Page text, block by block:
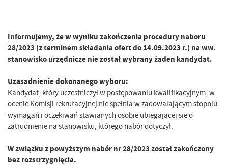
Informujemy, że w wyniku zakończenia procedury naboru
28/2023 (z terminem składania ofert do 14.09.2023 r.) na ww.
stanowisko urzędnicze nie został wybrany żaden kandydat.
Uzasadnienie dokonanego wyboru:
Kandydat, który uczestniczył w postępowaniu kwalifikacyjnym, w
ocenie Komisji rekrutacyjnej nie spełnia w zadowalającym stopniu
wymagań i oczekiwań stawianych osobie ubiegającej się o
zatrudnienie na stanowisku, którego nabór dotyczył.
W związku z powyższym nabór nr 28/2023 został zakończony
bez rozstrzygnięcia.